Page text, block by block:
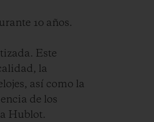
10 años.
Este
la
así como la
de los
Hublot.